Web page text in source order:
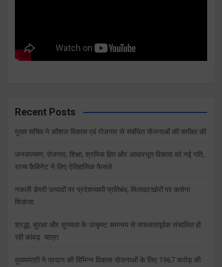
Recent Posts
मुख्य सचिव ने कौशल विकास एवं रोजगार से संबंधित योजनाओं की समीक्षा की
जनकल्याण, रोजगार, शिक्षा, श्रमिक हित और आधारभूत विकास को नई गति,
राज्य कैबिनेट ने लिए ऐतिहासिक फैसले
नकली डेयरी उत्पादों पर प्रदेशव्यापी प्रतिबंध, मिलावटखोरों पर कसेगा
शिकंजा
श्रद्धा, सुरक्षा और सुगमता के उत्कृष्ट समन्वय से सफलतापूर्वक संचालित हो
रही कांवड़ यात्रा
मुख्यमंत्री ने प्रदान की विभिन्न विकास योजनाओं के लिए 1967 करोड़ की